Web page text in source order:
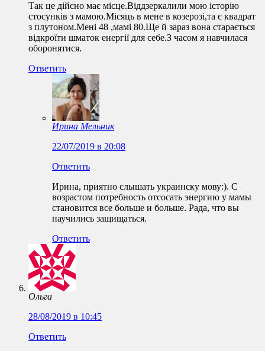
Так це дійсно має місце.Віддзеркалили мою історію
стосунків з мамою.Місяць в мене в козерозі,та є квадрат
з плутоном.Мені 48 ,мамі 80.Ще й зараз вона старається
відкроїти шматок енергії для себе.З часом я навчилася
оборонятися.
Ответить
Ирина Мельник
22/07/2019 в 20:08
Ответить
Ирина, приятно слышать украинску мову:). С
возрастом потребность отсосать энергию у мамы
становится все больше и больше. Рада, что вы
научились защищаться.
Ответить
Ольга
28/08/2019 в 10:45
Ответить